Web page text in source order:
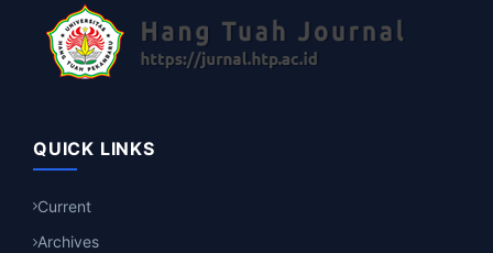
QUICK LINKS
Current
Archives